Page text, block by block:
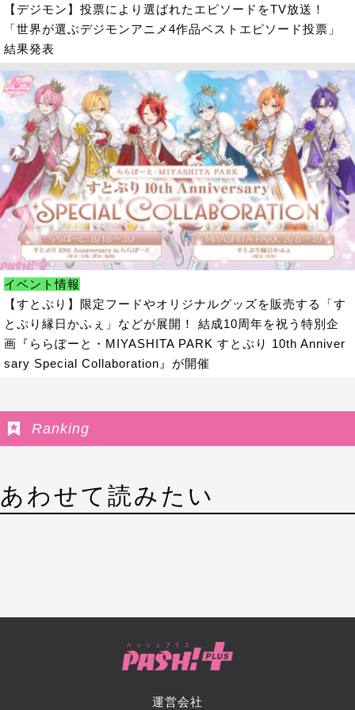
【デジモン】投票により選ばれたエピソードをTV放送！
「世界が選ぶデジモンアニメ4作品ベストエピソード投票」
結果発表
イベント情報
【すとぷり】限定フードやオリジナルグッズを販売する「す
とぷり縁日かふぇ」などが展開！ 結成10周年を祝う特別企
画『ららぽーと・MIYASHITA PARK すとぷり 10th Anniver
sary Special Collaboration』が開催
Ranking
あわせて読みたい
運営会社